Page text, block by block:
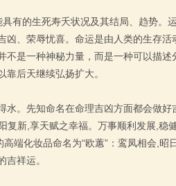
有的生死寿夭状况及其结局、趋势。
凶、荣辱忧喜。命运是由人类的生存活
是一种神秘力量，而是一种可以描述
后天继续弘扬扩大。
。先知命名在命理吉凶方面都会做好
复新,享天赋之幸福。万事顺利发展,稳
端化妆品命名为“欧蕙”：鸾凤相会,昭
祥运。